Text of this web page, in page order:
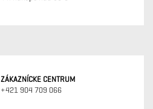
ZÁKAZNÍCKE CENTRUM
+421 904 709 066